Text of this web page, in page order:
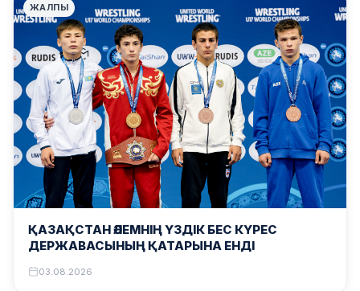
ЖАЛПЫ
ҚАЗАҚСТАН ӘЛЕМНІҢ ҮЗДІК БЕС КҮРЕС
ДЕРЖАВАСЫНЫҢ ҚАТАРЫНА ЕНДІ
03.08.2026